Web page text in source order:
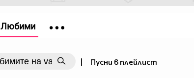
| Пусни в плейлист
Любими